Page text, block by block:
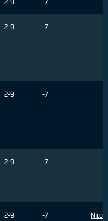
2-9 -7
2-9 -7
2-9 -7
2-9 -7 Nicoli